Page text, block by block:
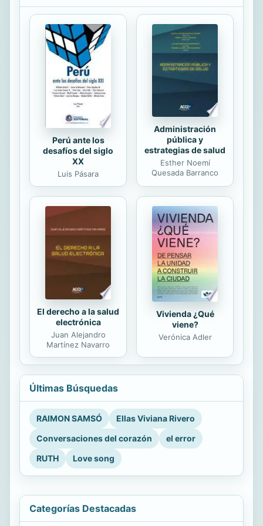
ilustradas, nos encontramos versos
tan populares como “Volverán las
oscuras golondrinas”, o “Al brillar de
un relámpago nacemos”. No son las
Rimas de Bécquer poesías
estrictamente infantiles, aunque
nadie discute su...
Perú ante los
desafíos del siglo
XX
Luis Pásara
Administración
pública y
estrategias de salud
Esther Noemí
Quesada Barranco
El derecho a la salud
electrónica
Juan Alejandro
Martínez Navarro
Vivienda ¿Qué
viene?
Verónica Adler
Últimas Búsquedas
RAIMON SAMSÓ
Ellas Viviana Rivero
Conversaciones del corazón
el error
RUTH
Love song
Categorías Destacadas